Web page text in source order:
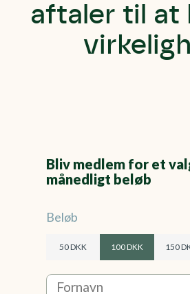
aftaler til at